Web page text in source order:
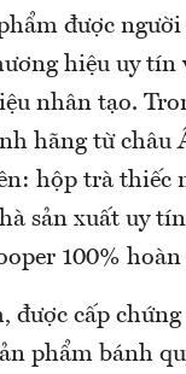
được
hiệu uy
nhân tạo.
hãng từ châu
hộp trà thiếc
sản xuất uy
100%
được cấp
phẩm bánh